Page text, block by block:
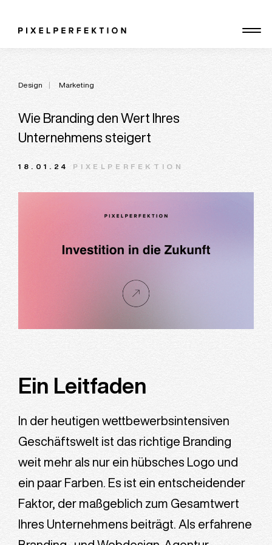
content
Design Marketing
Wie Branding den Wert Ihres
Unternehmens steigert
18.01.24 PIXELPERFEKTION
Ein Leitfaden
In der heutigen wettbewerbsintensiven
Geschäftswelt ist das richtige Branding
weit mehr als nur ein hübsches Logo und
ein paar Farben. Es ist ein entscheidender
Faktor, der maßgeblich zum Gesamtwert
Ihres Unternehmens beiträgt. Als erfahrene